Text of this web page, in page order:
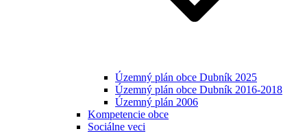
Územný plán obce Dubník 2025
Územný plán obce Dubník 2016-2018
Územný plán 2006
Kompetencie obce
Sociálne veci